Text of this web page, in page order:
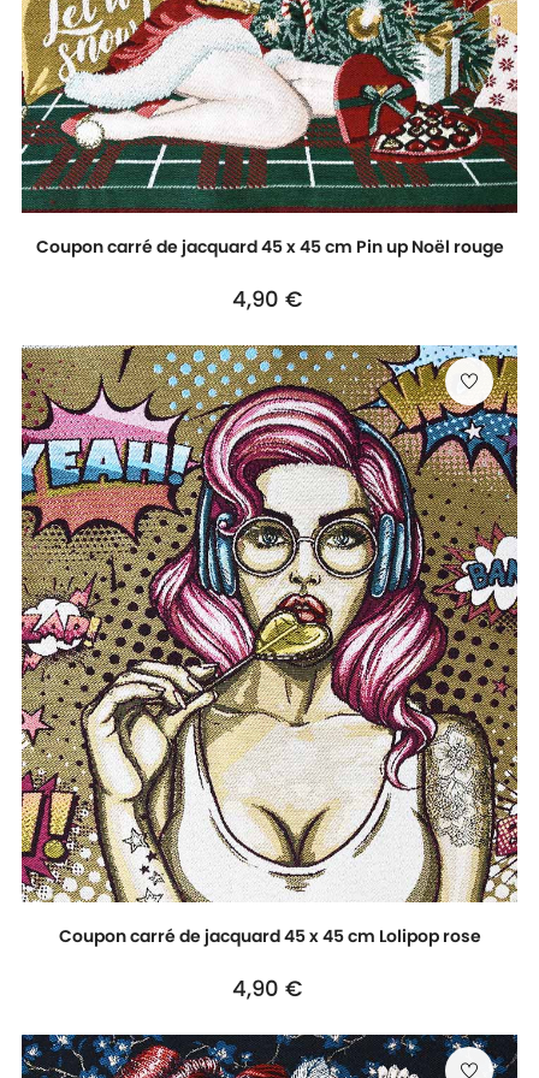
Coupon carré de jacquard 45 x 45 cm Pin up Noël rouge
Prix
4,90 €
Coupon carré de jacquard 45 x 45 cm Lolipop rose
Prix
4,90 €